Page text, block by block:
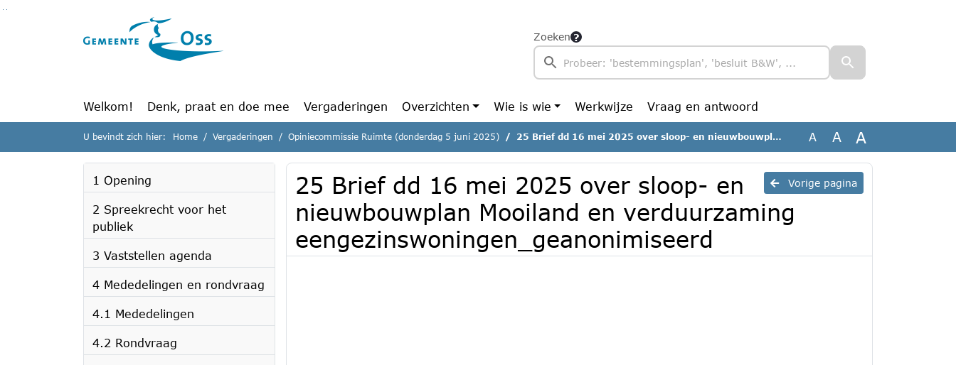
Ga naar de inhoud van deze pagina
Zoeken
Welkom! Denk, praat en doe mee Vergaderingen Overzichten Wie is wie Werkwijze Vraag en antwoord
U bevindt zich hier: Home Vergaderingen Opiniecommissie Ruimte (donderdag 5 juni 2025) 25 Brief dd 16 mei 2025 over sloop- en nieuwbouwplan Mooiland en verduurzaming eengezinswoningen_geanonimiseerd A A A
1 Opening
2 Spreekrecht voor het
publiek
3 Vaststellen agenda
4 Mededelingen en rondvraag
4.1 Mededelingen
4.2 Rondvraag
Vorige pagina
25 Brief dd 16 mei 2025 over sloop- en
nieuwbouwplan Mooiland en verduurzaming
eengezinswoningen_geanonimiseerd